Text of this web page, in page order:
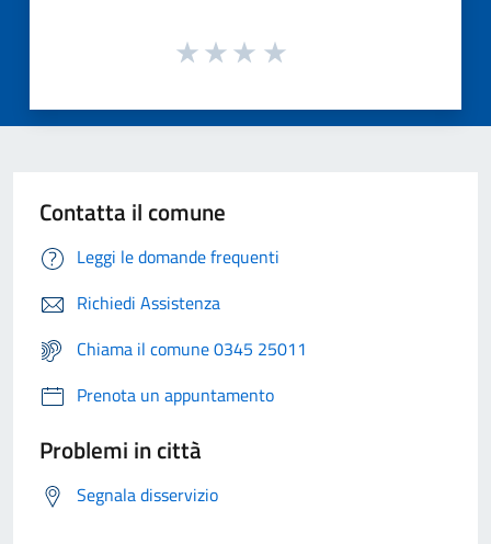
Contatta il comune
Leggi le domande frequenti
Richiedi Assistenza
Chiama il comune 0345 25011
Prenota un appuntamento
Problemi in città
Segnala disservizio